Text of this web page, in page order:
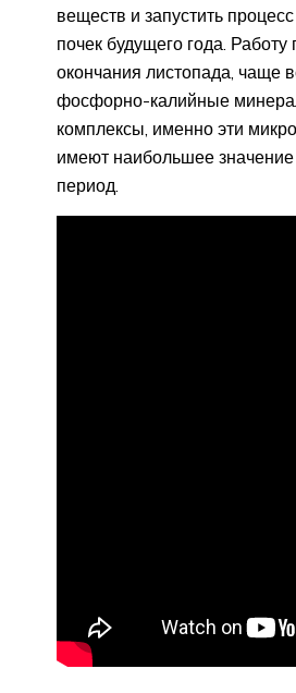
веществ и запустить
почек будущего года. Работу
окончания листопада, чаще
фосфорно-калийные
комплексы, именно эти
имеют наибольшее
период.